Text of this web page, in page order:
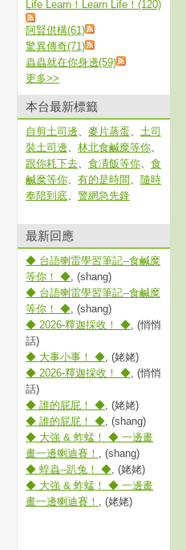
Life Learn！Learn Life！(120)
阿賢供構(61)
驚異傳奇(71)
蟲蟲就在你身邊(59)
更多>>
本台最新標籤
自剪土司邊、 麥片蒸蛋、 土司
裝土司邊、 林北食鹹糜等你、
跟你耗下去、 食凊飯等你、 食
鹹糜等你、 有的是時間 、 隨時
奉陪到底、 警網急先鋒
最新回應
◆ 台語喇雷學習筆記--食鹹糜
等你！ ◆, (shang)
◆ 台語喇雷學習筆記--食鹹糜
等你！ ◆, (shang)
◆ 2026-釋迦採收！ ◆, (悄悄
話)
◆ 大事小事！ ◆, (姥姥)
◆ 2026-釋迦採收！ ◆, (悄悄
話)
◆ 誰的屁屁！ ◆, (姥姥)
◆ 誰的屁屁！ ◆, (shang)
◆ 大強 & 蚱蜢！ ◆ 一邊畫
畫一邊喇迪賽！ , (shang)
◆ 蝗蟲--趴兔！ ◆, (姥姥)
◆ 大強 & 蚱蜢！ ◆ 一邊畫
畫一邊喇迪賽！ , (姥姥)